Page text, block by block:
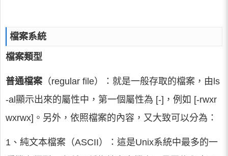
檔案系統
檔案類型
普通檔案 （regular file）：就是一般存取的檔案，由ls
-al顯示出來的屬性中，第一個屬性為 [-]，例如 [-rwxr
wxrwx]。另外，依照檔案的內容，又大致可以分為：
1、純文本檔案（ASCII）：這是Unix系統中最多的一